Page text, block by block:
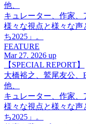
他、
キュレーター、作家
様々な視点と様々な
ち2025」。
FEATURE
Mar 27. 2026 up
【SPECIAL REPORT】
大橋裕之、鷲尾友公、
他、
キュレーター、作家
様々な視点と様々な
ち2025」。